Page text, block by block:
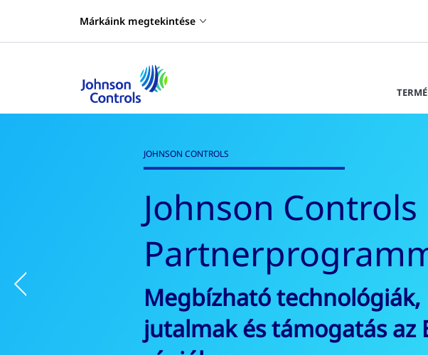
Márkáink megtekintése
TERMÉK & MEGOLDÁSOK
vezérlés
Fedezze fel az összes
megoldást
Previous